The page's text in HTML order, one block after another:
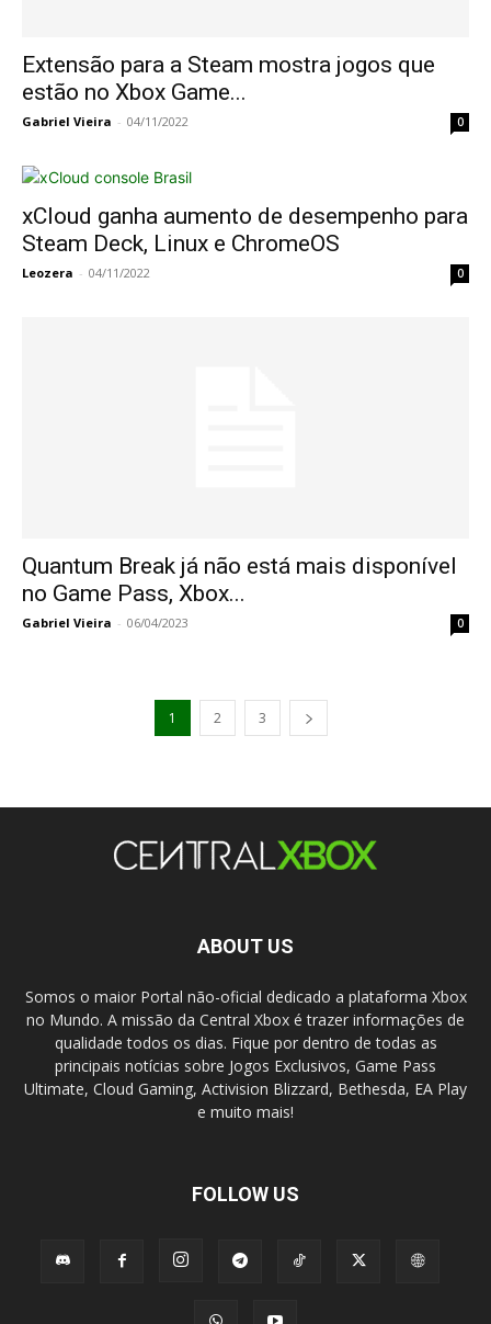
Extensão para a Steam mostra jogos que
estão no Xbox Game...
Gabriel Vieira - 04/11/2022 0
xCloud ganha aumento de desempenho para
Steam Deck, Linux e ChromeOS
Leozera - 04/11/2022 0
Quantum Break já não está mais disponível
no Game Pass, Xbox...
Gabriel Vieira - 06/04/2023 0
1 2 3
ABOUT US
Somos o maior Portal não-oficial dedicado a plataforma Xbox
no Mundo. A missão da Central Xbox é trazer informações de
qualidade todos os dias. Fique por dentro de todas as
principais notícias sobre Jogos Exclusivos, Game Pass
Ultimate, Cloud Gaming, Activision Blizzard, Bethesda, EA Play
e muito mais!
FOLLOW US